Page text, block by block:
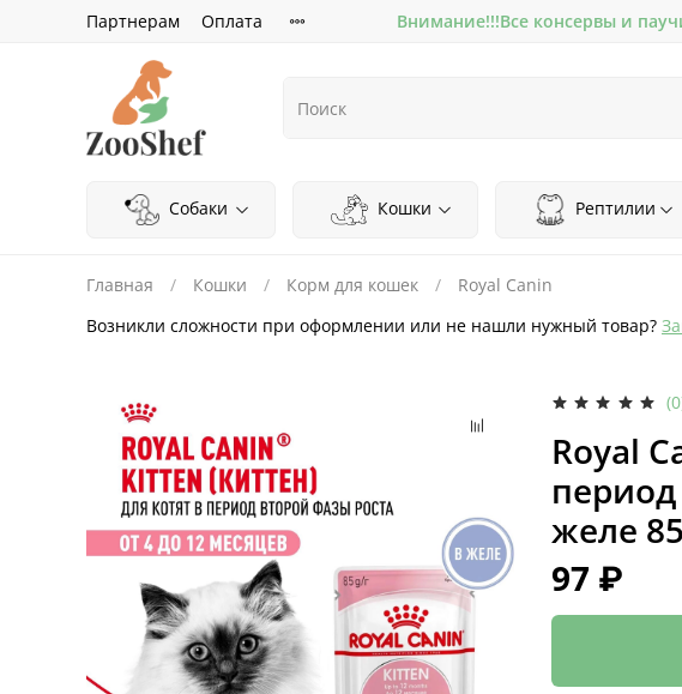
Партнерам Оплата Внимание!!!Все консервы и
Собаки Кошки Рептилии
Главная Кошки Корм для кошек
Royal Canin
Возникли сложности при оформлении или не нашли нужный товар?
Royal
желе
97 ₽